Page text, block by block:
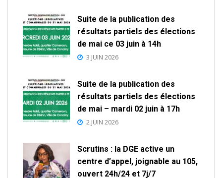
Suite de la publication des
résultats partiels des élections
de mai ce 03 juin à 14h
3 JUIN 2026
Suite de la publication des
résultats partiels des élections
de mai – mardi 02 juin à 17h
2 JUIN 2026
Scrutins : la DGE active un
centre d’appel, joignable au 105,
ouvert 24h/24 et 7j/7